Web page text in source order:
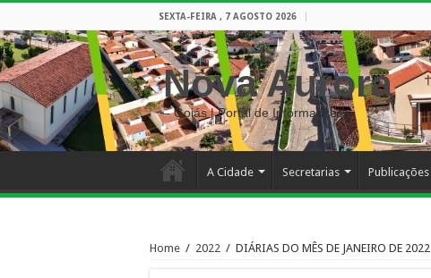
SEXTA-FEIRA , 7 AGOSTO 2026
Nova Aurora
– Goiás | Portal de Informações
A Cidade Secretarias Publicações
Home / 2022 / DIÁRIAS DO MÊS DE JANEIRO DE 2022